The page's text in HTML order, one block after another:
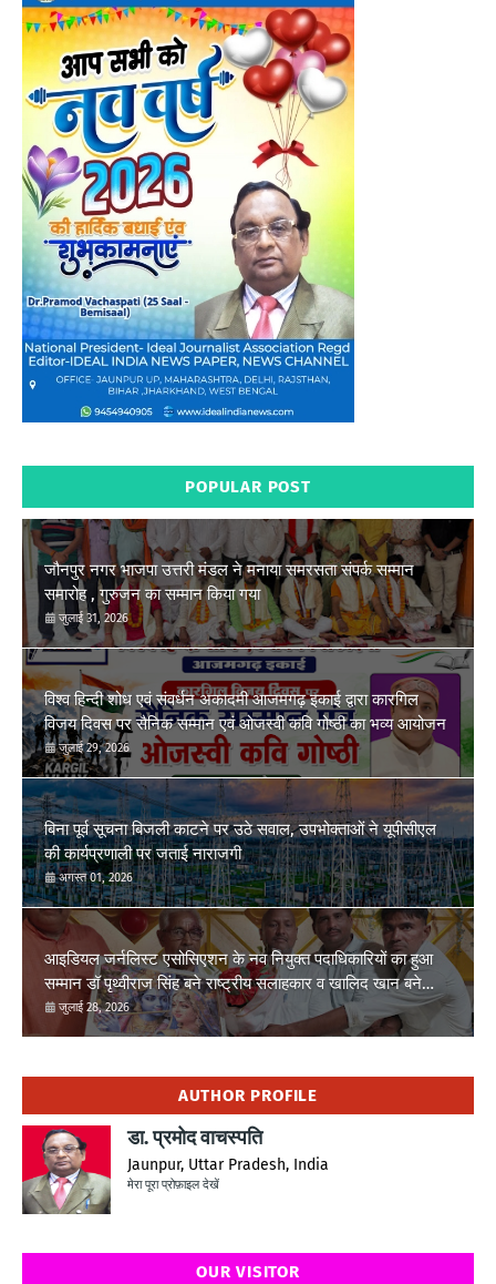
POPULAR POST
जौनपुर नगर भाजपा उत्तरी मंडल ने मनाया समरसता संपर्क सम्मान
समारोह , गुरुजन का सम्मान किया गया
जुलाई 31, 2026
विश्व हिन्दी शोध एवं संवर्धन अकादमी आजमगढ़ इकाई द्वारा कारगिल
विजय दिवस पर सैनिक सम्मान एवं ओजस्वी कवि गोष्ठी का भव्य आयोजन
जुलाई 29, 2026
बिना पूर्व सूचना बिजली काटने पर उठे सवाल, उपभोक्ताओं ने यूपीसीएल
की कार्यप्रणाली पर जताई नाराजगी
अगस्त 01, 2026
आइडियल जर्नलिस्ट एसोसिएशन के नव नियुक्त पदाधिकारियों का हुआ
सम्मान डॉ पृथ्वीराज सिंह बने राष्ट्रीय सलाहकार व खालिद खान बने
तहसील ईकाई फूलपुर अध्यक्ष
जुलाई 28, 2026
AUTHOR PROFILE
डा. प्रमोद वाचस्पति
Jaunpur, Uttar Pradesh, India
मेरा पूरा प्रोफ़ाइल देखें
OUR VISITOR